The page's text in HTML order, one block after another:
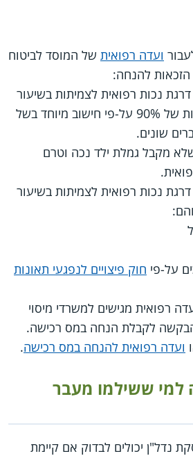
ועדה רפואית של המוסד לביטוח
הזכאות להנחה:
נכות רפואית לצמיתות בשיעור
של ‎100%, או נכות של ‎90% על-פי חישוב מיוחד בשל
שונים.
מקבל גמלת ילד נכה וטרם
נכות רפואית לצמיתות בשיעור
על-פי חוק פיצויים לנפגעי תאונות
רפואית מגישים למשרדי מיסוי
לקבלת הנחה במס רכישה.
ועדה רפואית להנחה במס רכישה.
למי ששילמו מעבר
נדל"ן יכולים לבדוק אם קיימת